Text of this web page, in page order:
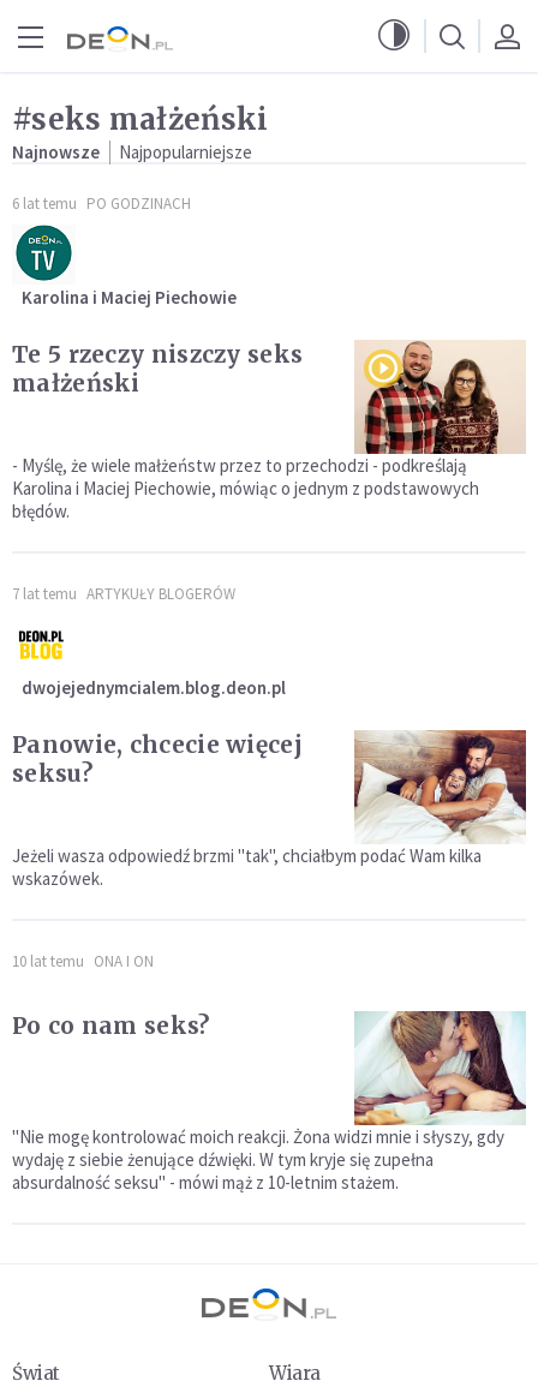
#seks małżeński
Najnowsze Najpopularniejsze
6 lat temu PO GODZINACH
Karolina i Maciej Piechowie
Te 5 rzeczy niszczy seks
małżeński
- Myślę, że wiele małżeństw przez to przechodzi - podkreślają
Karolina i Maciej Piechowie, mówiąc o jednym z podstawowych
błędów.
7 lat temu ARTYKUŁY BLOGERÓW
dwojejednymcialem.blog.deon.pl
Panowie, chcecie więcej
seksu?
Jeżeli wasza odpowiedź brzmi "tak", chciałbym podać Wam kilka
wskazówek.
10 lat temu ONA I ON
Po co nam seks?
"Nie mogę kontrolować moich reakcji. Żona widzi mnie i słyszy, gdy
wydaję z siebie żenujące dźwięki. W tym kryje się zupełna
absurdalność seksu" - mówi mąż z 10-letnim stażem.
Świat
Wiara